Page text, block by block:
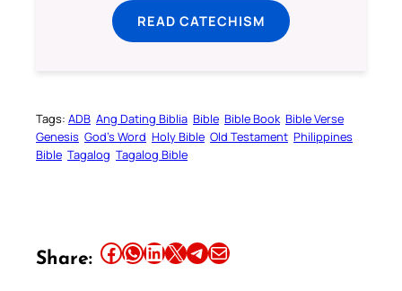
READ CATECHISM
Tags: ADB Ang Dating Biblia Bible Bible Book Bible Verse
Genesis God’s Word Holy Bible Old Testament Philippines
Bible Tagalog Tagalog Bible
Share: Share this article on Facebook Share this article on WhatsApp Share this article on LinkedIn Share this article on X Share this article on TelegramEmail this Article